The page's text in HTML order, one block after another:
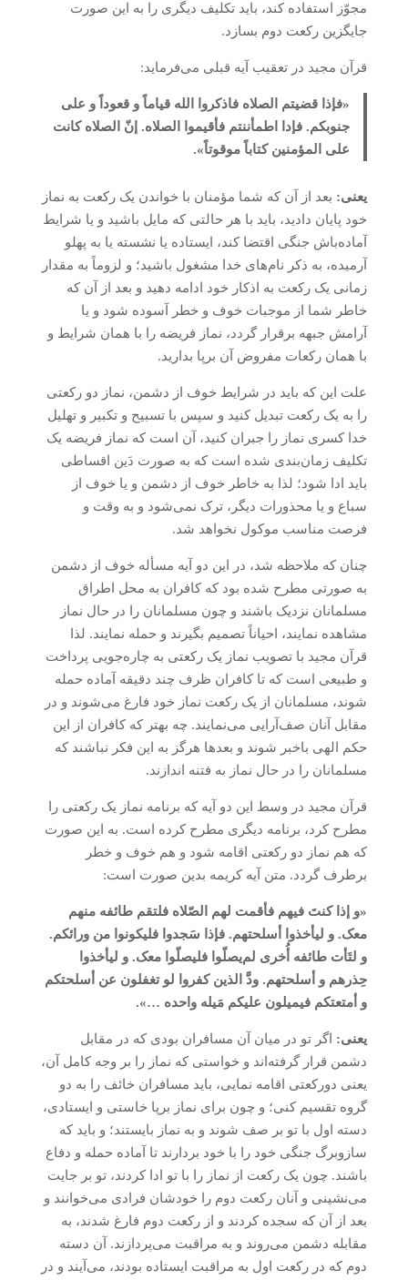
مجوّز استفاده کند، باید تکلیف دیگری را به این صورت
جایگزین رکعت دوم بسازد.
قرآن مجید در تعقیب آیه قبلی می‌فرماید:
«فإذا قضیتم الصلاه فاذکروا الله قیاماً و قعوداً و علی
جنوبکم. فإدا اطمأننتم فأقیموا الصلاه. إنّ الصلاه کانت
علی المؤمنین کتاباً موقوتاً».
یعنی: بعد از آن که شما مؤمنان با خواندن یک رکعت به نماز
خود پایان دادید، باید با هر حالتی که مایل باشید و یا شرایط
آماده‌باش جنگی اقتضا کند، ایستاده یا نشسته یا به پهلو
آرمیده، به ذکر نام‌های خدا مشغول باشید؛ و لزوماً به مقدار
زمانی یک رکعت به اذکار خود ادامه دهید و بعد از آن که
خاطر شما از موجبات خوف و خطر آسوده شود و یا
آرامش جبهه برقرار گردد، نماز فریضه را با همان شرایط و
با همان رکعات مفروض آن برپا بدارید.
علت این که باید در شرایط خوف از دشمن، نماز دو رکعتی
را به یک رکعت تبدیل کنید و سپس با تسبیح و تکبیر و تهلیل
خدا کسری نماز را جبران کنید، آن است که نماز فریضه یک
تکلیف زمان‌بندی شده است که به صورت دَین اقساطی
باید ادا شود؛ لذا به خاطر خوف از دشمن و یا خوف از
سباع و یا محذورات دیگر، ترک نمی‌شود و به وقت و
فرصت مناسب موکول نخواهد شد.
چنان که ملاحظه شد، در این دو آیه مسأله خوف از دشمن
به صورتی مطرح شده بود که کافران به محل اطراق
مسلمانان نزدیک باشند و چون مسلمانان را در حال نماز
مشاهده نمایند، احیاناً تصمیم بگیرند و حمله نمایند. لذا
قرآن مجید با تصویب نماز یک رکعتی به چاره‌جویی پرداخت
و طبیعی است که تا کافران ظرف چند دقیقه آماده حمله
شوند، مسلمانان از یک رکعت نماز خود فارغ می‌شوند و در
مقابل آنان صف‌آرایی می‌نمایند. چه بهتر که کافران از این
حکم الهی باخبر شوند و بعدها هرگز به این فکر نباشند که
مسلمانان را در حال نماز به فتنه اندازند.
قرآن مجید در وسط این دو آیه که برنامه نماز یک رکعتی را
مطرح کرد، برنامه دیگری مطرح کرده است. به این صورت
که هم نماز دو رکعتی اقامه شود و هم خوف و خطر
برطرف گردد. متن آیه کریمه بدین صورت است:
«و إذا کنتَ فیهم فأقمت لهم الصّلاه فلتقم طائفه منهم
معک. و لیأخذوا أسلحتهم. فإذا سَجدوا فلیکونوا من ورائکم.
و لتَأت طائفه أُخری لم‌یصلّوا فلیصلّوا معک. و لیأخذوا
حِذرهم و أسلحتهم. ودَّ الذین کفروا لو تغفلون عن أسلحتکم
و أمتعتکم فیمیلون علیکم مَیله واحده …».
یعنی: اگر تو در میان آن مسافران بودی که در مقابل
دشمن قرار گرفته‌اند و خواستی که نماز را بر وجه کامل آن،
یعنی دورکعتی اقامه نمایی، باید مسافران خائف را به دو
گروه تقسیم کنی؛ و چون برای نماز برپا خاستی و ایستادی،
دسته اول با تو بر صف شوند و به نماز بایستند؛ و باید که
سازوبرگ جنگی خود را با خود بردارند تا آماده حمله و دفاع
باشند. چون یک رکعت از نماز را با تو ادا کردند، تو بر جایت
می‌نشینی و آنان رکعت دوم را خودشان فرادی می‌خوانند و
بعد از آن که سجده کردند و از رکعت دوم فارغ شدند، به
مقابله دشمن می‌روند و به مراقبت می‌پردازند. آن دسته
دوم که در رکعت اول به مراقبت ایستاده بودند، می‌آیند و در